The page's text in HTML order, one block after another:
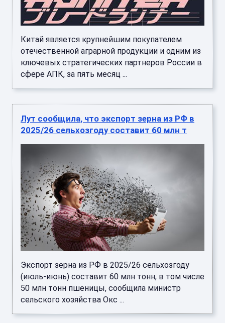
Китай является крупнейшим покупателем
отечественной аграрной продукции и одним из
ключевых стратегических партнеров России в
сфере АПК, за пять месяц ...
Лут сообщила, что экспорт зерна из РФ в
2025/26 сельхозгоду составит 60 млн т
Экспорт зерна из РФ в 2025/26 сельхозгоду
(июль-июнь) составит 60 млн тонн, в том числе
50 млн тонн пшеницы, сообщила министр
сельского хозяйства Окс ...